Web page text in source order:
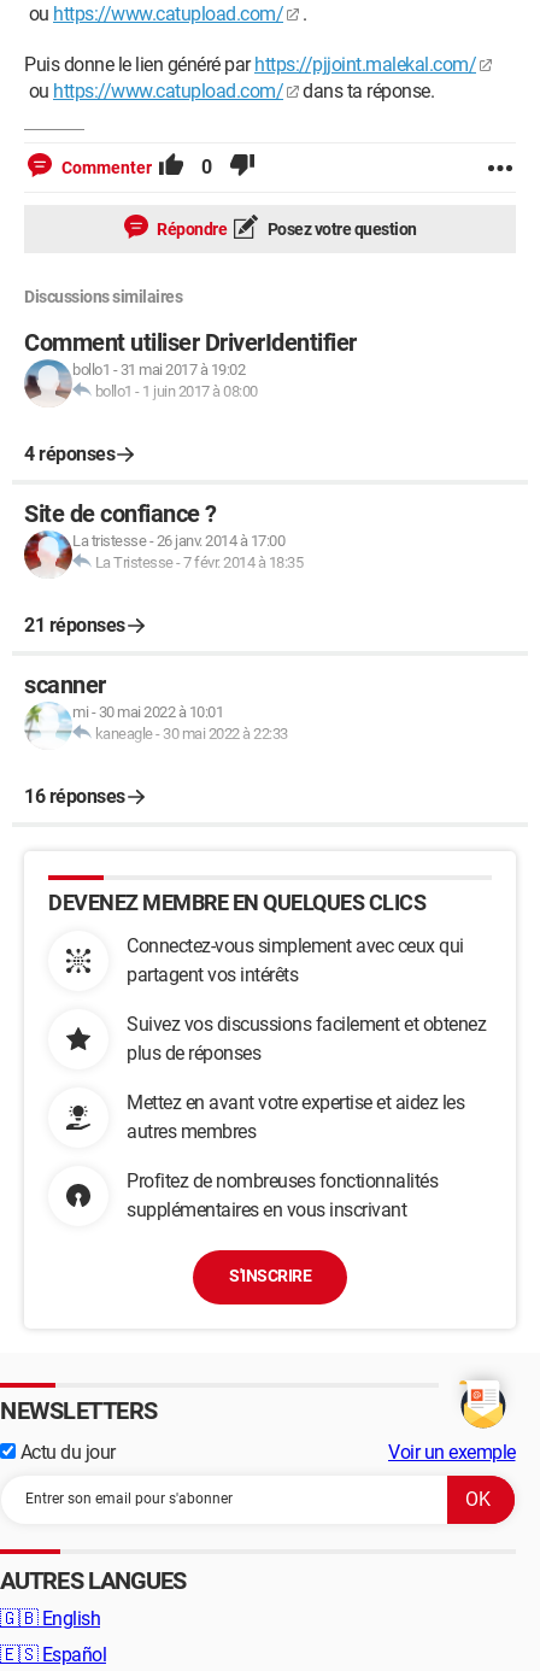
ou https://www.catupload.com/ .
Puis donne le lien généré parhttps://pjjoint.malekal.com/
ou https://www.catupload.com/ dans ta réponse.
Commenter 0
Répondre Posez votre question
Discussions similaires
Comment utiliser DriverIdentifier
bollo1 - 31 mai 2017 à 19:02
bollo1 - 1 juin 2017 à 08:00
4 réponses
Site de confiance ?
La tristesse-26 janv. 2014 à 17:00
La Tristesse-7 févr. 2014 à 18:35
21 réponses
scanner
mi - 30 mai 2022 à 10:01
kaneagle- 30 mai 2022 à 22:33
16 réponses
DEVENEZ MEMBRE EN QUELQUES CLICS
Connectez-vous simplement avec ceux qui
partagent vos intérêts
Suivez vos discussions facilement et obtenez
plus de réponses
Mettez en avant votre expertise et aidez les
autres membres
Profitez de nombreuses fonctionnalités
supplémentaires en vous inscrivant
S'INSCRIRE
NEWSLETTERS
Actu du jour Voir un exemple
AUTRES LANGUES
🇬🇧 English
🇪🇸 Español